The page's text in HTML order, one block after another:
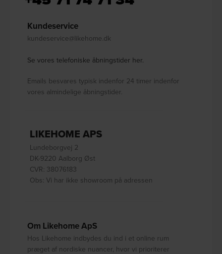
Kundeservice
kundeservice@likehome.dk
Se vores telefoniske åbningstider her.
Emails besvares typisk indenfor 24 timer indenfor
vores almindelige åbningstider.
LIKEHOME APS
Lundeborgvej 2
DK-9220 Aalborg Øst
CVR: 38076183
Obs: Vi har ikke showroom på adressen
Om Likehome ApS
Hos Likehome indbydes du ind i et online rum
præget af nordiske nuancer, hvor vi prioriterer